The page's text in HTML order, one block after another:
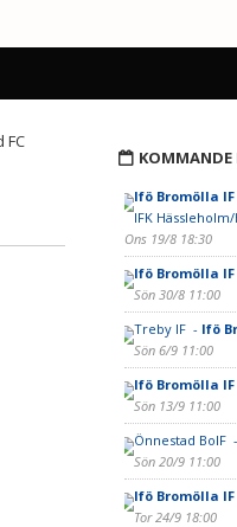
KOMMANDE
Ifö Bromölla IF
IFK
Ons 19/8 18:30
Ifö Bromölla IF
Sön 30/8 11:00
Treby IF - Ifö
Sön 6/9 11:00
Ifö Bromölla IF
Sön 13/9 11:00
Önnestad BoIF -
Sön 20/9 11:00
Ifö Bromölla IF
Tor 24/9 18:00